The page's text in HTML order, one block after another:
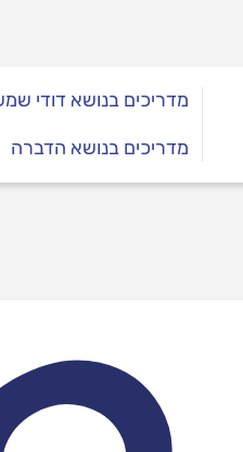
מדריכים בנושא דודי
מדריכים בנושא הדברה